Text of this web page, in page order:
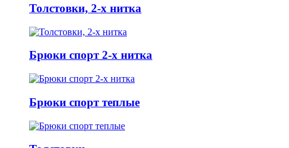
Толстовки, 2-х нитка
Брюки спорт 2-х нитка
Брюки спорт теплые